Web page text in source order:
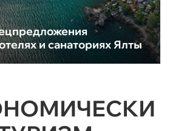
и санаториях Ялты